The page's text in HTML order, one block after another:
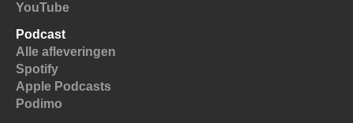
YouTube
Podcast
Alle afleveringen
Spotify
Apple Podcasts
Podimo